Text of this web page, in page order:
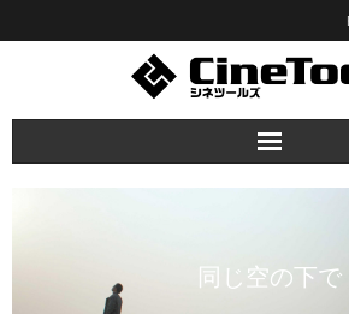
同じ空の下で